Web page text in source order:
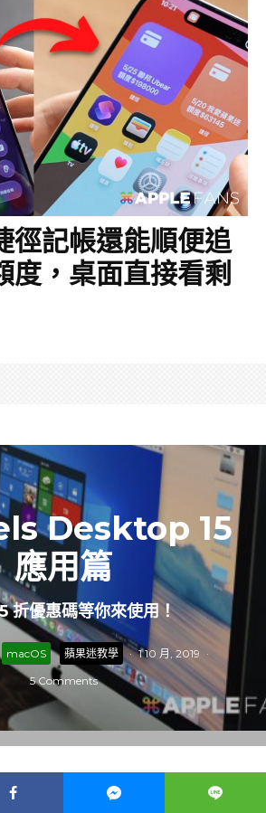
記帳還能順便追
度，桌面直接看剩
Desktop 15
應用篇
折優惠碼等你來使用！
macOS 蘋果迷教學 · 1 10 月, 2019 ·
5 Comments
arallels